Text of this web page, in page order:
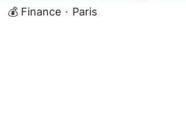
💰 Finance · Paris